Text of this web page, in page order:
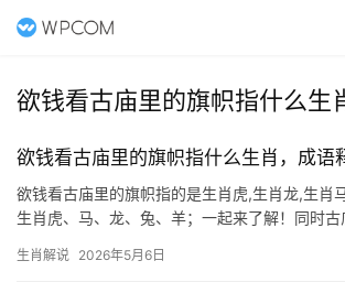
欲钱看古庙里的旗帜指什么生
欲钱看古庙里的旗帜指什么生肖，成语
欲钱看古庙里的旗帜指的是生肖虎,生肖龙,生肖
生肖虎、马、龙、兔、羊；一起来了解！同时
生肖虎当为首选，虎为百兽之王，旗帜上的虎纹
生肖解说 2026年5月6日